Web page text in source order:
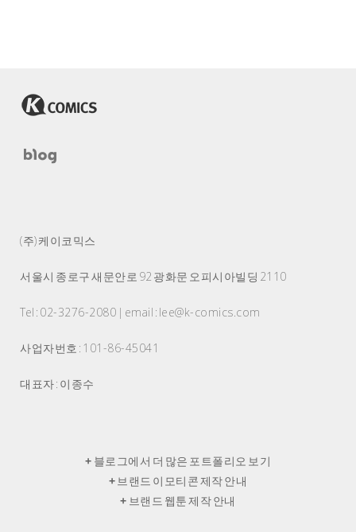
(주) 케이코믹스
서울시 종로구 새문안로 92 광화문 오피시아빌딩 2110
Tel : 02-3276-2080 | email : lee@k-comics.com
사업자번호 : 101-86-45041
대표자 : 이종수
+ 블로그에서 더 많은 포트폴리오 보기
+ 브랜드 이모티콘 제작 안내
+ 브랜드 웹툰 제작 안내